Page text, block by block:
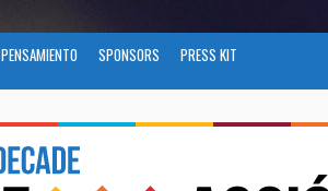
PENSAMIENTO SPONSORS PRESS KIT